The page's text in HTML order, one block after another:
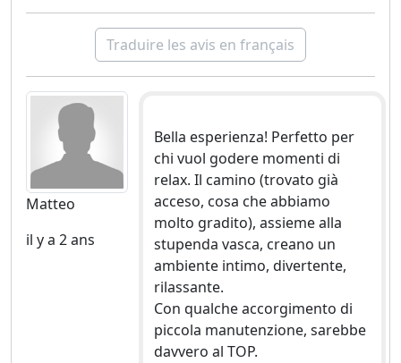
Traduire les avis en français
Matteo
il y a 2 ans
Bella esperienza! Perfetto per
chi vuol godere momenti di
relax. Il camino (trovato già
acceso, cosa che abbiamo
molto gradito), assieme alla
stupenda vasca, creano un
ambiente intimo, divertente,
rilassante.
Con qualche accorgimento di
piccola manutenzione, sarebbe
davvero al TOP.